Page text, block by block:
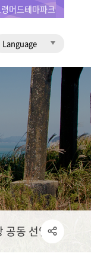
Language
머드테마파크
공동 선언문